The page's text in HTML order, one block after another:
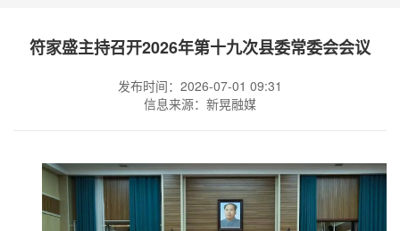
符家盛主持召开2026年第十九次县委常委会会议
发布时间：2026-07-01 09:31
信息来源：新晃融媒